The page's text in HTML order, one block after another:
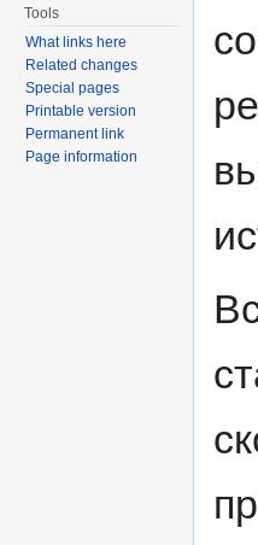
Tools
What links here
Related changes
Special pages
Printable version
Permanent link
Page information